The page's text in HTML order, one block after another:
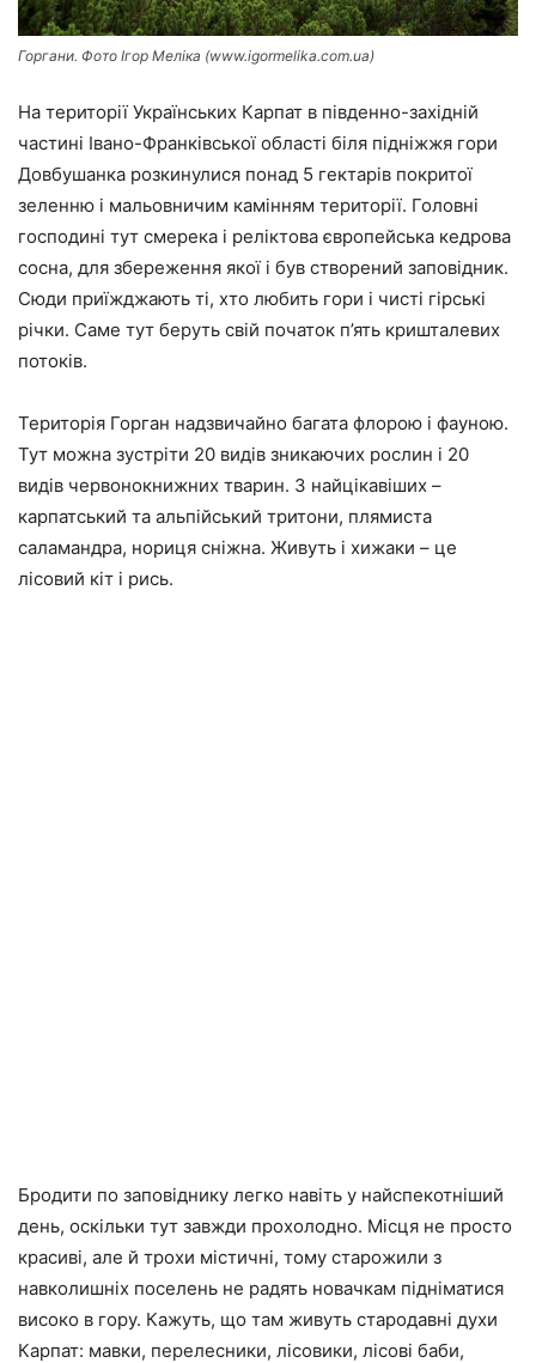
Горгани. Фото Ігор Меліка (www.igormelika.com.ua)
На території Українських Карпат в південно-західній
частині Івано-Франківської області біля підніжжя гори
Довбушанка розкинулися понад 5 гектарів покритої
зеленню і мальовничим камінням території. Головні
господині тут смерека і реліктова європейська кедрова
сосна, для збереження якої і був створений заповідник.
Сюди приїжджають ті, хто любить гори і чисті гірські
річки. Саме тут беруть свій початок п’ять кришталевих
потоків.
Територія Горган надзвичайно багата флорою і фауною.
Тут можна зустріти 20 видів зникаючих рослин і 20
видів червонокнижних тварин. З найцікавіших –
карпатський та альпійський тритони, плямиста
саламандра, нориця сніжна. Живуть і хижаки – це
лісовий кіт і рись.
Бродити по заповіднику легко навіть у найспекотніший
день, оскільки тут завжди прохолодно. Місця не просто
красиві, але й трохи містичні, тому старожили з
навколишніх поселень не радять новачкам підніматися
високо в гору. Кажуть, що там живуть стародавні духи
Карпат: мавки, перелесники, лісовики, лісові баби,